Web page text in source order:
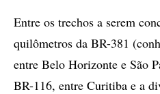
Entre os trechos a serem
quilômetros da BR-381
entre Belo Horizonte e São
BR-116, entre Curitiba e a